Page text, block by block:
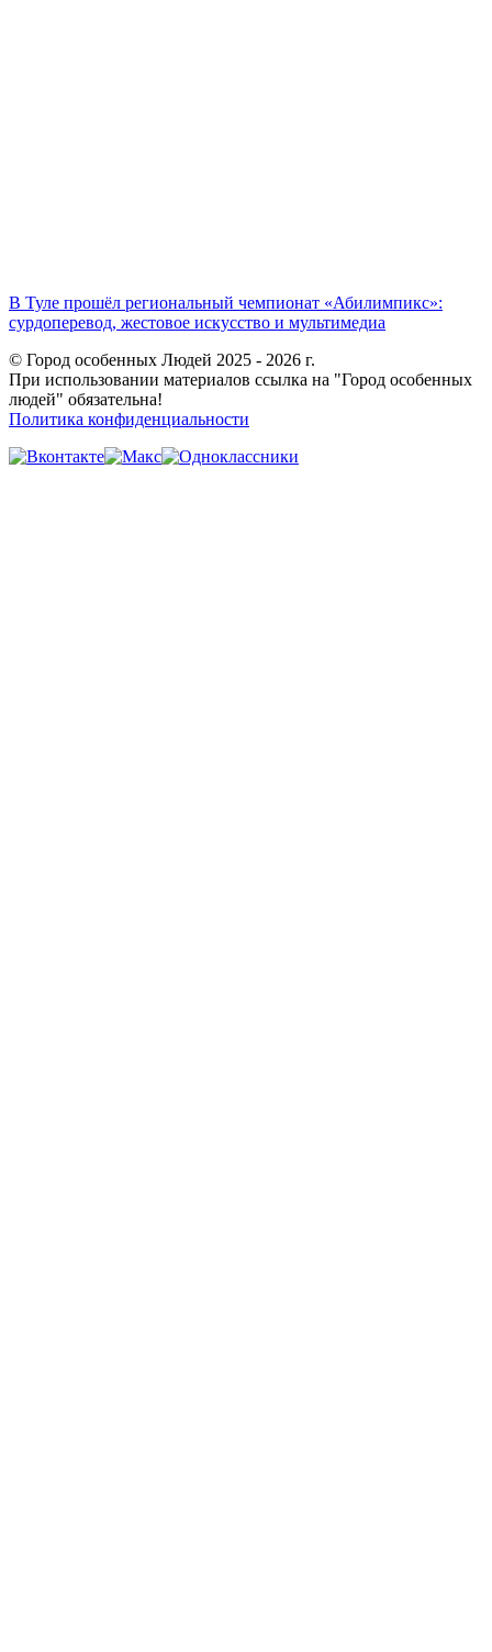
В Туле прошёл региональный чемпионат «Абилимпикс»:
сурдоперевод, жестовое искусство и мультимедиа
© Город особенных Людей 2025 - 2026 г.
При использовании материалов ссылка на "Город особенных
людей" обязательна!
Политика конфиденциальности